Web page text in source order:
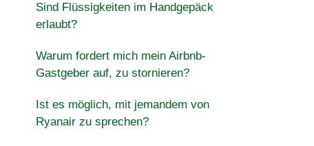
Sind Flüssigkeiten im Handgepäck
erlaubt?
Warum fordert mich mein Airbnb-
Gastgeber auf, zu stornieren?
Ist es möglich, mit jemandem von
Ryanair zu sprechen?